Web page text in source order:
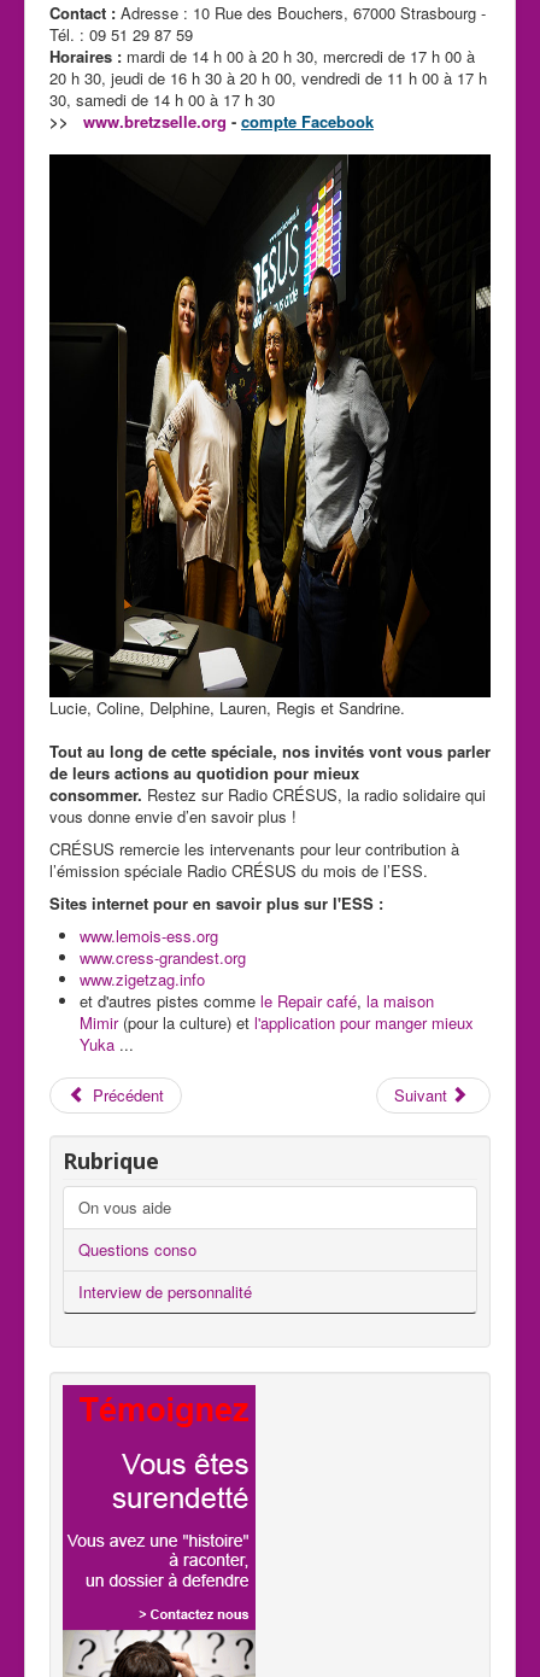
Contact : Adresse : 10 Rue des Bouchers, 67000 Strasbourg -
Tél. : 09 51 29 87 59
Horaires : mardi de 14 h 00 à 20 h 30, mercredi de 17 h 00 à
20 h 30, jeudi de 16 h 30 à 20 h 00, vendredi de 11 h 00 à 17 h
30, samedi de 14 h 00 à 17 h 30
>> www.bretzselle.org - compte Facebook
Lucie, Coline, Delphine, Lauren, Regis et Sandrine.
Tout au long de cette spéciale, nos invités vont vous parler
de leurs actions au quotidion pour mieux
consommer. Restez sur Radio CRÉSUS, la radio solidaire qui
vous donne envie d’en savoir plus !
CRÉSUS remercie les intervenants pour leur contribution à
l’émission spéciale Radio CRÉSUS du mois de l’ESS.
Sites internet pour en savoir plus sur l'ESS :
www.lemois-ess.org
www.cress-grandest.org
www.zigetzag.info
et d'autres pistes comme le Repair café, la maison
Mimir(pour la culture) et l'application pour manger mieux
Yuka ...
Précédent Suivant
Rubrique
On vous aide
Questions conso
Interview de personnalité